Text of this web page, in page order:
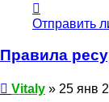
Vitaly
Отправить
Правила
Сообщение
Vitaly » 25 янв